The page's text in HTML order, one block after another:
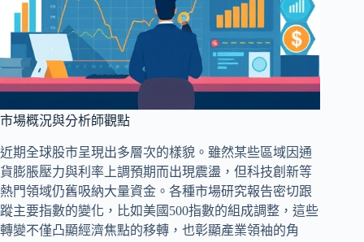
市場概況與分析師觀點
近期全球股市呈現出多層次的樣貌。雖然某些區域因通
貨膨脹壓力與利率上調預期而出現震盪，但科技創新等
熱門領域仍舊吸納大量資金。各種市場研究報告密切跟
蹤主要指數的變化，比如美國500指數的組成調整，這些
轉變不僅凸顯經濟焦點的移轉，也彰顯產業領袖的角